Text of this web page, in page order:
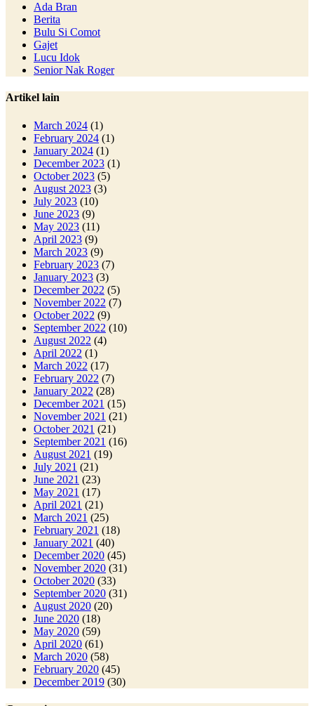
Ada Bran
Berita
Bulu Si Comot
Gajet
Lucu Idok
Senior Nak Roger
Artikel lain
March 2024 (1)
February 2024 (1)
January 2024 (1)
December 2023 (1)
October 2023 (5)
August 2023 (3)
July 2023 (10)
June 2023 (9)
May 2023 (11)
April 2023 (9)
March 2023 (9)
February 2023 (7)
January 2023 (3)
December 2022 (5)
November 2022 (7)
October 2022 (9)
September 2022 (10)
August 2022 (4)
April 2022 (1)
March 2022 (17)
February 2022 (7)
January 2022 (28)
December 2021 (15)
November 2021 (21)
October 2021 (21)
September 2021 (16)
August 2021 (19)
July 2021 (21)
June 2021 (23)
May 2021 (17)
April 2021 (21)
March 2021 (25)
February 2021 (18)
January 2021 (40)
December 2020 (45)
November 2020 (31)
October 2020 (33)
September 2020 (31)
August 2020 (20)
June 2020 (18)
May 2020 (59)
April 2020 (61)
March 2020 (58)
February 2020 (45)
December 2019 (30)